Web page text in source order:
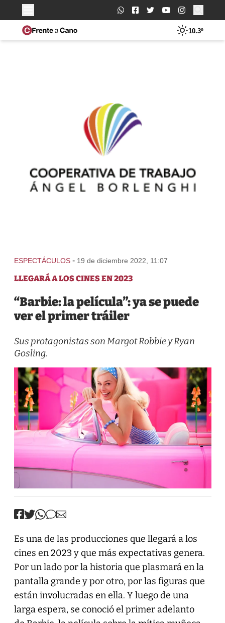
Buscar:
10.3º
ESPECTÁCULOS - 19 de diciembre 2022, 11:07
LLEGARÁ A LOS CINES EN 2023
“Barbie: la película”: ya se puede
ver el primer tráiler
Sus protagonistas son Margot Robbie y Ryan
Gosling.
Es una de las producciones que llegará a los
cines en 2023 y que más expectativas genera.
Por un lado por la historia que plasmará en la
pantalla grande y por otro, por las figuras que
están involucradas en ella. Y luego de una
larga espera, se conoció el primer adelanto